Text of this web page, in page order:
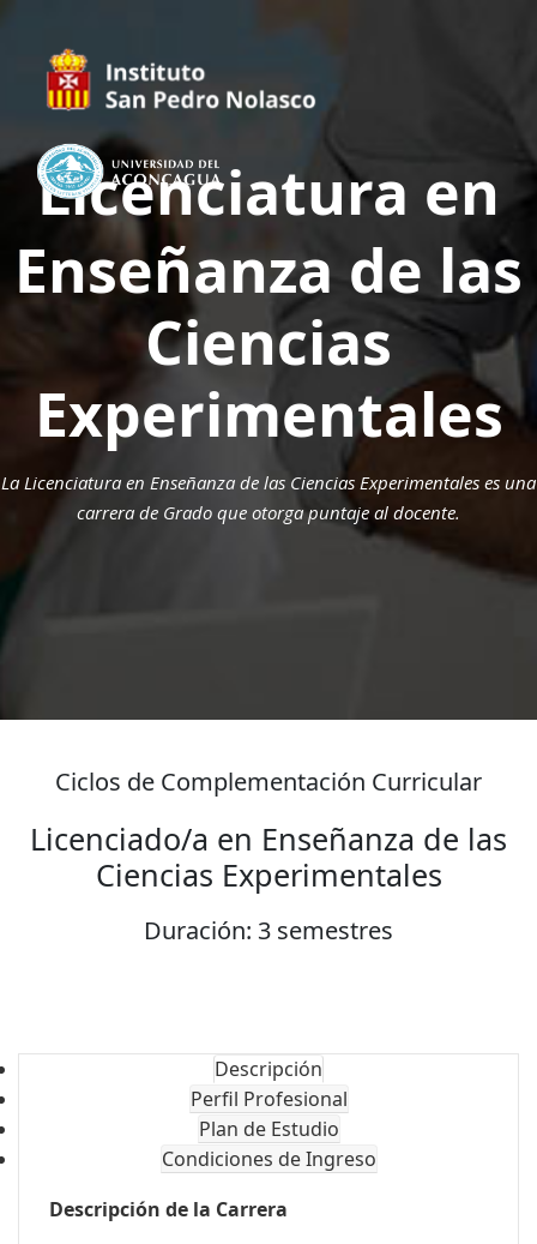
Licenciatura en
Enseñanza de las
Ciencias
Experimentales
La Licenciatura en Enseñanza de las Ciencias Experimentales es una
carrera de Grado que otorga puntaje al docente.
Ciclos de Complementación Curricular
Licenciado/a en Enseñanza de las
Ciencias Experimentales
Duración: 3 semestres
Descripción
Perfil Profesional
Plan de Estudio
Condiciones de Ingreso
Descripción de la Carrera